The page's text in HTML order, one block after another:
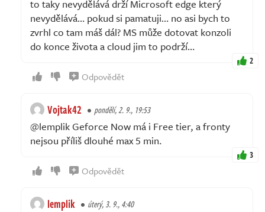
to taky nevydělává drží Microsoft edge který
nevydělává… pokud si pamatuji… no asi bych to
zvrhl co tam máš dál? MS může dotovat konzoli
do konce života a cloud jim to podrží…
2
Odpovědět
Vojtak42 pondělí, 2. 9., 19:53
@lemplik Geforce Now má i Free tier, a fronty
nejsou příliš dlouhé max 5 min.
3
Odpovědět
lemplik úterý, 3. 9., 4:40